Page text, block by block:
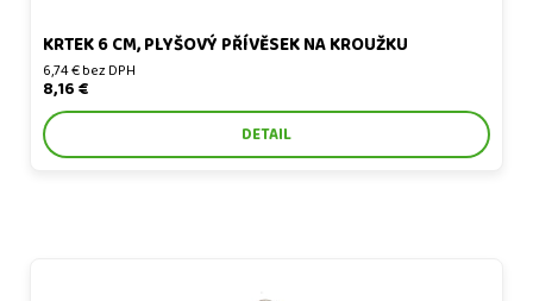
KRTEK 6 CM, PLYŠOVÝ PŘÍVĚSEK NA KROUŽKU
6,74 € bez DPH
8,16 €
DETAIL